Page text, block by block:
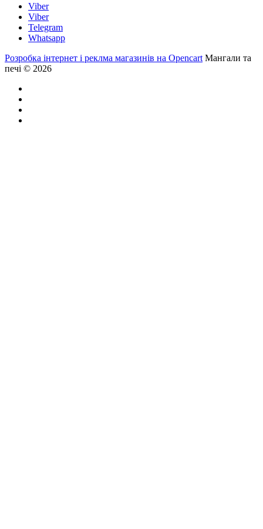
Viber
Viber
Telegram
Whatsapp
Розробка інтернет і реклма магазинів на Opencart Мангали та
печі © 2026